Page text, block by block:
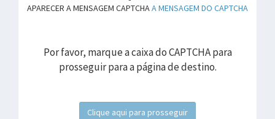
APARECER A MENSAGEM CAPTCHAA MENSAGEM DO CAPTCHA
Por favor, marque a caixa do CAPTCHA para
prosseguir para a página de destino.
Clique aqui para prosseguir